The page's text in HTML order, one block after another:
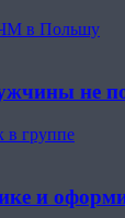
ЧМ в Польшу
не
в группе
и